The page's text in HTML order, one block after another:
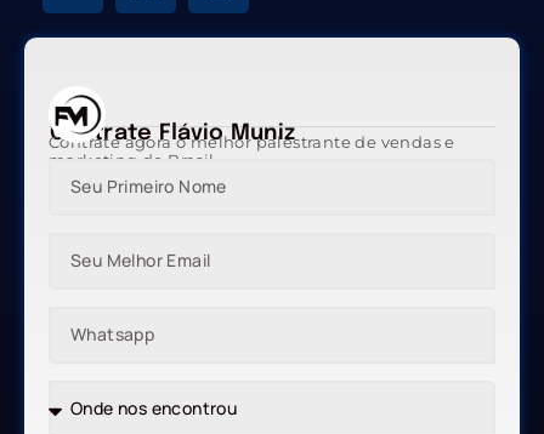
Contrate Flávio Muniz
Contrate agora o melhor palestrante de vendas e
marketing do Brasil